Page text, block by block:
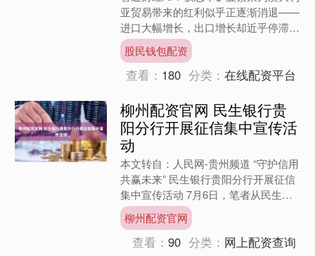
亚贸易带来的红利似乎正逐渐消退——
进口大幅增长，出口增长却近乎停滞，
该国可能将自2016年以来首次录得年
度贸易逆差。 今年以....
股民钱包配资
查看： 180 分类：在线配资平台
柳州配资官网 民生银行贵
阳分行开展征信集中宣传活
动
本文转自：人民网-贵州频道 “守护信用
共赢未来” 民生银行贵阳分行开展征信
集中宣传活动 7月6日，笔者从民生银
行贵阳分行获悉，为持续推进贵州社会
信用体系建设，....
柳州配资官网
查看：90 分类： 网上配资查询